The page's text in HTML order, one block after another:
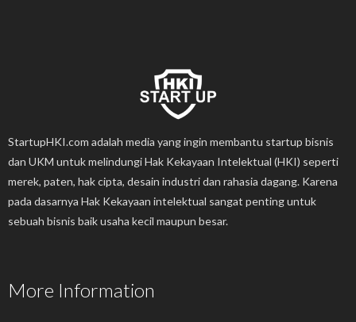
StartupHKI.com adalah media yang ingin membantu startup bisnis
dan UKM untuk melindungi Hak Kekayaan Intelektual (HKI) seperti
merek, paten, hak cipta, desain industri dan rahasia dagang. Karena
pada dasarnya Hak Kekayaan intelektual sangat penting untuk
sebuah bisnis baik usaha kecil maupun besar.
More Information